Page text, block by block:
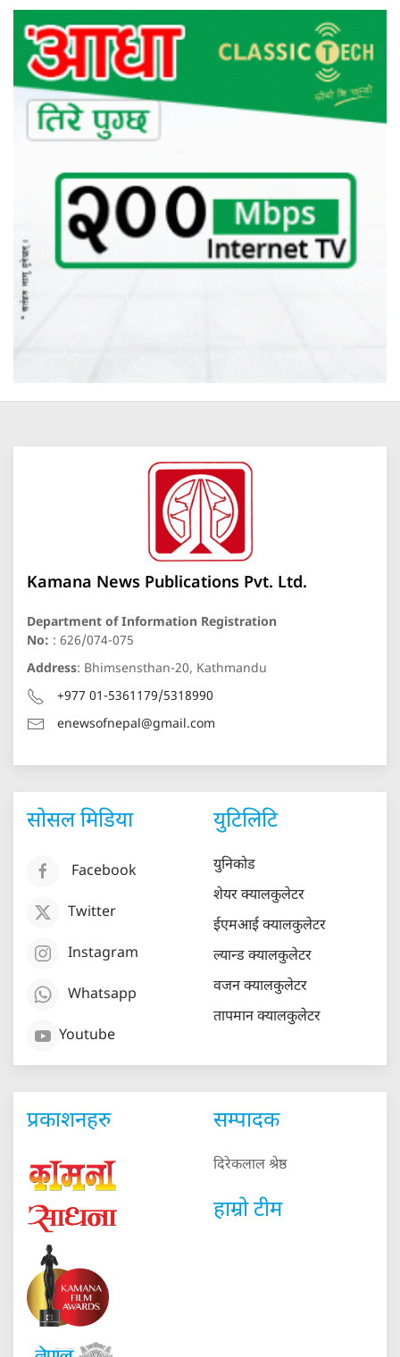
Kamana News Publications Pvt. Ltd.
Department of Information Registration
No: : 626/074-075
Address: Bhimsensthan-20, Kathmandu
+977 01-5361179/5318990
enewsofnepal@gmail.com
सोसल मिडिया
Facebook
Twitter
Instagram
Whatsapp
Youtube
युटिलिटि
युनिकोड
शेयर क्यालकुलेटर
ईएमआई क्यालकुलेटर
ल्यान्ड क्यालकुलेटर
वजन क्यालकुलेटर
तापमान क्यालकुलेटर
प्रकाशनहरु सम्पादक
दिरेकलाल श्रेष्ठ
हाम्रो टीम